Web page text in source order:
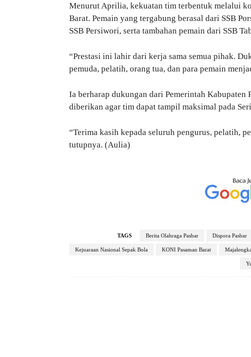
Menurut Aprilia, kekuatan tim terbentuk melalui
Barat. Pemain yang tergabung berasal dari SSB
SSB Persiwori, serta tambahan pemain dari SSB
“Prestasi ini lahir dari kerja sama semua pihak.
pemuda, pelatih, orang tua, dan para pemain
Ia berharap dukungan dari Pemerintah
diberikan agar tim dapat tampil maksimal pada
“Terima kasih kepada seluruh pengurus, pelatih,
tutupnya. (Aulia)
TAGS Berita Olahraga Pasbar Dispora Pasbar
Kejuaraan Nasional Sepak Bola KONI Pasaman Barat